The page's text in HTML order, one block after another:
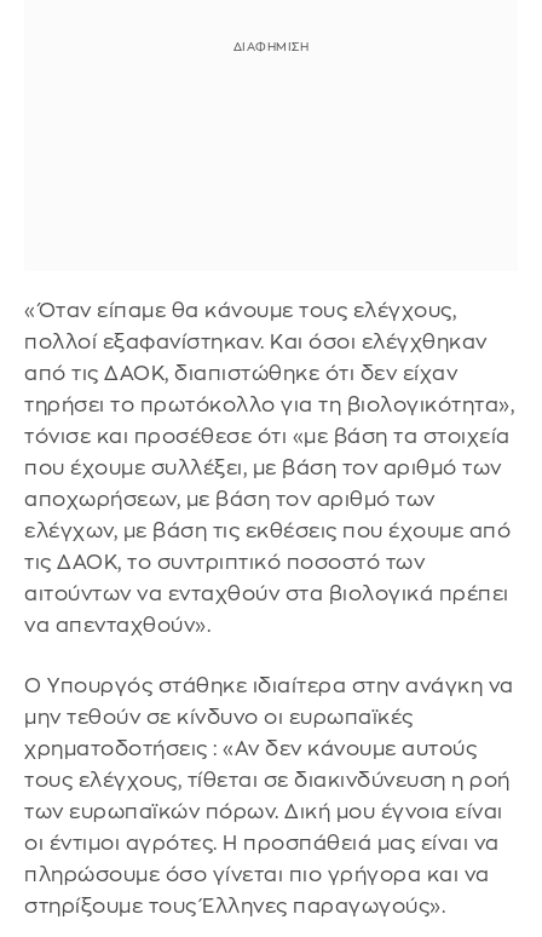
«Όταν είπαμε θα κάνουμε τους ελέγχους,
πολλοί εξαφανίστηκαν. Και όσοι ελέγχθηκαν
από τις ΔΑΟΚ, διαπιστώθηκε ότι δεν είχαν
τηρήσει το πρωτόκολλο για τη βιολογικότητα»,
τόνισε και προσέθεσε ότι «με βάση τα στοιχεία
που έχουμε συλλέξει, με βάση τον αριθμό των
αποχωρήσεων, με βάση τον αριθμό των
ελέγχων, με βάση τις εκθέσεις που έχουμε από
τις ΔΑΟΚ, το συντριπτικό ποσοστό των
αιτούντων να ενταχθούν στα βιολογικά πρέπει
να απενταχθούν».
Ο Υπουργός στάθηκε ιδιαίτερα στην ανάγκη να
μην τεθούν σε κίνδυνο οι ευρωπαϊκές
χρηματοδοτήσεις : «Αν δεν κάνουμε αυτούς
τους ελέγχους, τίθεται σε διακινδύνευση η ροή
των ευρωπαϊκών πόρων. Δική μου έγνοια είναι
οι έντιμοι αγρότες. Η προσπάθειά μας είναι να
πληρώσουμε όσο γίνεται πιο γρήγορα και να
στηρίξουμε τους Έλληνες παραγωγούς».